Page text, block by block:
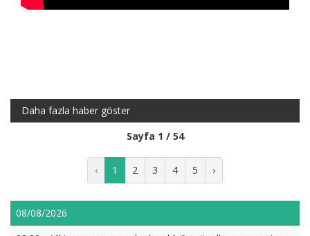
Daha fazla haber göster
Sayfa 1 / 54
‹ 1 2 3 4 5 ›
08/08/2026